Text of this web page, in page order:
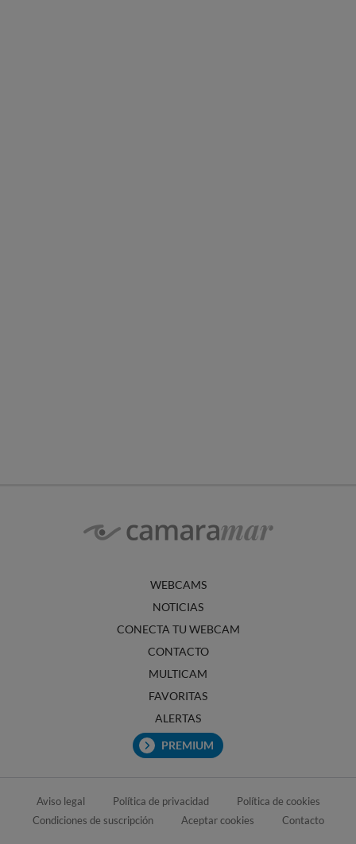
WEBCAMS
NOTICIAS
CONECTA TU WEBCAM
CONTACTO
MULTICAM
FAVORITAS
ALERTAS
PREMIUM
Aviso legal Política de privacidad
Política de cookies
Condiciones de suscripción
Aceptar cookies Contacto